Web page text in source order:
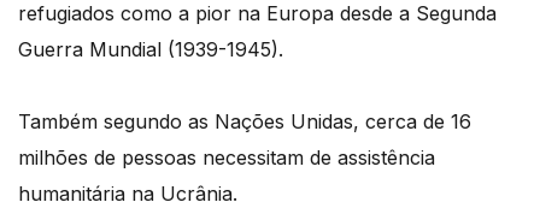
refugiados como a pior na Europa desde a Segunda
Guerra Mundial (1939-1945).
Também segundo as Nações Unidas, cerca de 16
milhões de pessoas necessitam de assistência
humanitária na Ucrânia.